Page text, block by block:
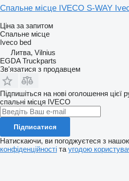
Спальне місце IVECO S-WAY
Ціна за запитом
Спальне місце
Iveco bed
Литва, Vilnius
EGDA Truckparts
Зв'язатися з продавцем
Підпишіться на нові оголошення цієї
спальні місця IVECO
Підписатися
Натискаючи, ви погоджуєтеся з
конфіденційності та угодою